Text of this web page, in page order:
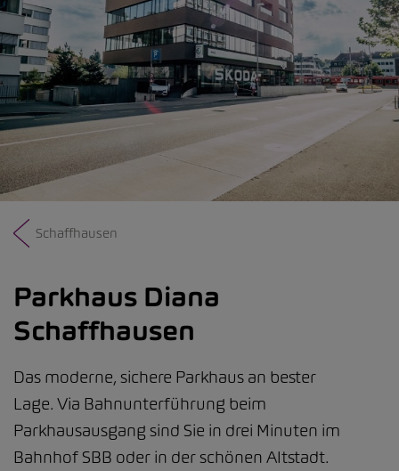
Schaffhausen
Parkhaus Diana
Schaffhausen
Das moderne, sichere Parkhaus an bester
Lage. Via Bahnunterführung beim
Parkhausausgang sind Sie in drei Minuten im
Bahnhof SBB oder in der schönen Altstadt.